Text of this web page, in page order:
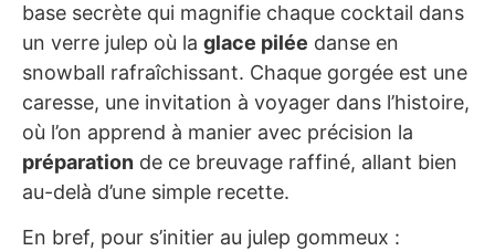
base secrète qui magnifie chaque cocktail dans
un verre julep où la glace pilée danse en
snowball rafraîchissant. Chaque gorgée est une
caresse, une invitation à voyager dans l’histoire,
où l’on apprend à manier avec précision la
préparation de ce breuvage raffiné, allant bien
au-delà d’une simple recette.
En bref, pour s’initier au julep gommeux :